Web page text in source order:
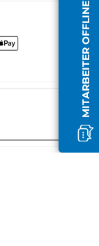
MITARBEITER OFFLINE